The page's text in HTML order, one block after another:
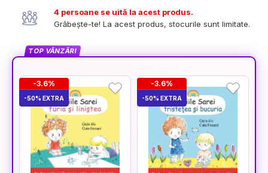
4 persoane se uită la acest produs.
Grăbește-te! La acest produs, stocurile sunt limitate.
TOP VÂNZĂRI
-3.6%
-50% EXTRA
-3.6%
-50% EXTRA